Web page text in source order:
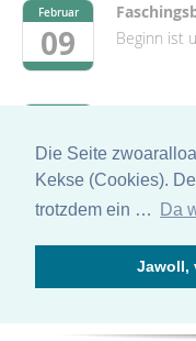
Die Seite
Kekse (Cookies).
trotzdem ein …
Da
Jawoll,
Februar
09
Beginn ist
16
Beginn ist
28
Beginn ist
Peißenberg